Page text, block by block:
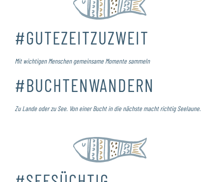
#GUTEZEITZUZWEIT
Mit wichtigen Menschen gemeinsame Momente sammeln
#BUCHTENWANDERN
Zu Lande oder zu See. Von einer Bucht in die nächste macht richtig Seelaune.